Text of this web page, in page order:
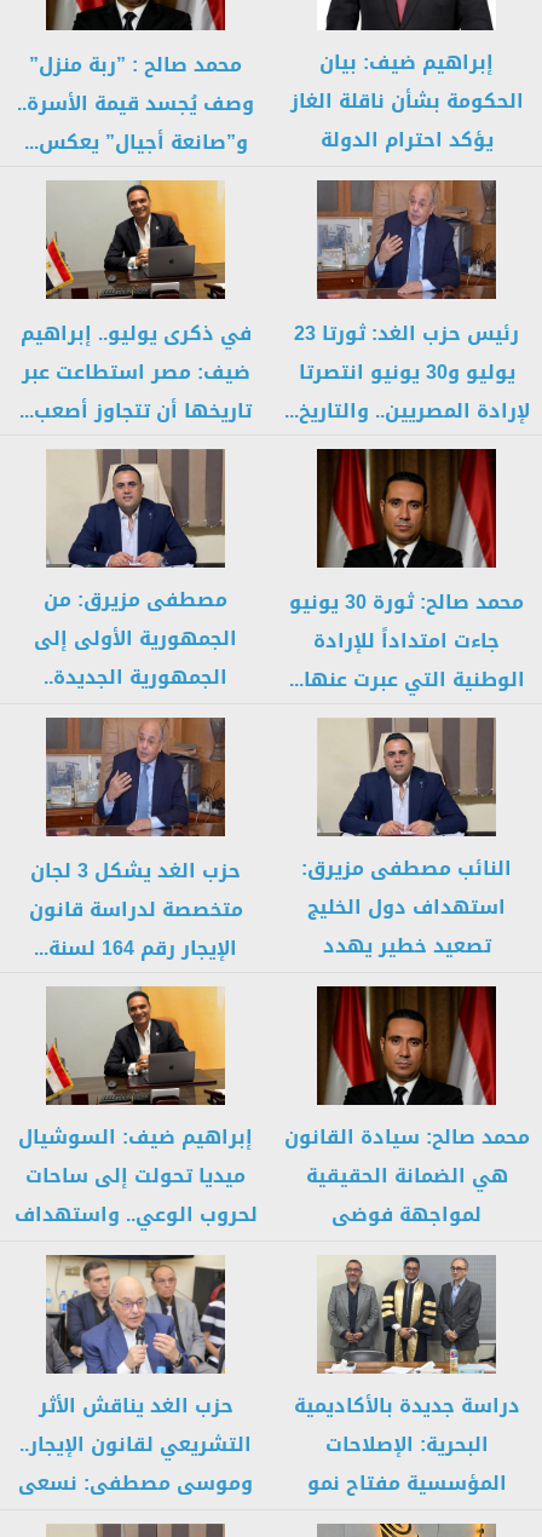
إبراهيم ضيف: بيان
الحكومة بشأن ناقلة الغاز
يؤكد احترام الدولة
للمواطن.. والشائعات...
محمد صالح : ”ربة منزل”
وصف يُجسد قيمة الأسرة..
و”صانعة أجيال” يعكس...
رئيس حزب الغد: ثورتا 23
يوليو و30 يونيو انتصرتا
لإرادة المصريين.. والتاريخ...
في ذكرى يوليو.. إبراهيم
ضيف: مصر استطاعت عبر
تاريخها أن تتجاوز أصعب...
محمد صالح: ثورة 30 يونيو
جاءت امتداداً للإرادة
الوطنية التي عبرت عنها...
مصطفى مزيرق: من
الجمهورية الأولى إلى
الجمهورية الجديدة..
الشعب المصري صاحب
القرار...
النائب مصطفى مزيرق:
استهداف دول الخليج
تصعيد خطير يهدد
استقرار المنطقة
ويستوجب...
حزب الغد يشكل 3 لجان
متخصصة لدراسة قانون
الإيجار رقم 164 لسنة...
محمد صالح: سيادة القانون
هي الضمانة الحقيقية
لمواجهة فوضى
السوشيال ميديا وحماية...
إبراهيم ضيف: السوشيال
ميديا تحولت إلى ساحات
لحروب الوعي.. واستهداف
الشباب أخطر...
دراسة جديدة بالأكاديمية
البحرية: الإصلاحات
المؤسسية مفتاح نمو
التمويل بالدين للشركات
حزب الغد يناقش الأثر
التشريعي لقانون الإيجار..
وموسى مصطفى: نسعى
إلى حلول...